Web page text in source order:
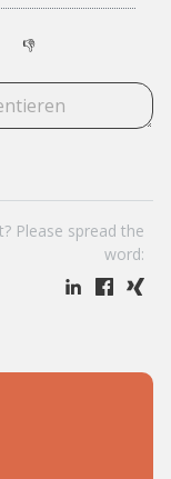
👎
Please spread the
word: